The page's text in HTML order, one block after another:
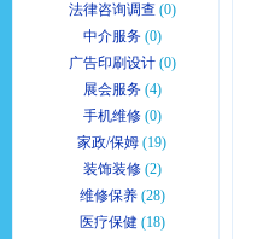
法律咨询调查 (0)
中介服务 (0)
广告印刷设计 (0)
展会服务 (4)
手机维修 (0)
家政/保姆 (19)
装饰装修 (2)
维修保养 (28)
医疗保健 (18)